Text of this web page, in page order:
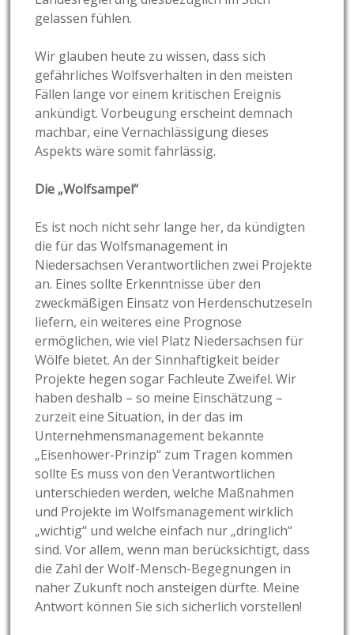
gelassen fühlen.
Wir glauben heute zu wissen, dass sich
gefährliches Wolfsverhalten in den meisten
Fällen lange vor einem kritischen Ereignis
ankündigt. Vorbeugung erscheint demnach
machbar, eine Vernachlässigung dieses
Aspekts wäre somit fahrlässig.
Die „Wolfsampel“
Es ist noch nicht sehr lange her, da kündigten
die für das Wolfsmanagement in
Niedersachsen Verantwortlichen zwei Projekte
an. Eines sollte Erkenntnisse über den
zweckmäßigen Einsatz von Herdenschutzeseln
liefern, ein weiteres eine Prognose
ermöglichen, wie viel Platz Niedersachsen für
Wölfe bietet. An der Sinnhaftigkeit beider
Projekte hegen sogar Fachleute Zweifel. Wir
haben deshalb – so meine Einschätzung –
zurzeit eine Situation, in der das im
Unternehmensmanagement bekannte
„Eisenhower-Prinzip“ zum Tragen kommen
sollte Es muss von den Verantwortlichen
unterschieden werden, welche Maßnahmen
und Projekte im Wolfsmanagement wirklich
„wichtig“ und welche einfach nur „dringlich“
sind. Vor allem, wenn man berücksichtigt, dass
die Zahl der Wolf-Mensch-Begegnungen in
naher Zukunft noch ansteigen dürfte. Meine
Antwort können Sie sich sicherlich vorstellen!